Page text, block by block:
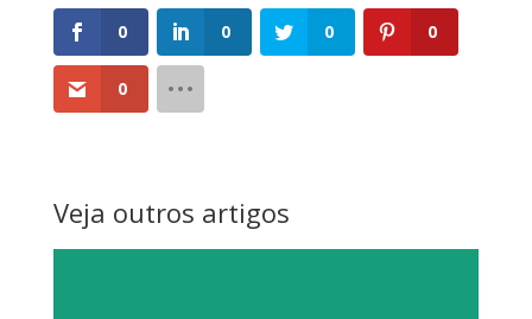
0 0 0 0
0
Veja outros artigos